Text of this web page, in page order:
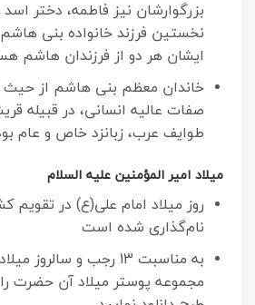
بزرگوارشان نیز فاطمه، دختر
نخستین فرزند خانواده بنی
ایشان هر دو از فرزندان هاشم
خاندان معظم بنی هاشم از حیث
صفات عالیه انسانی، در قبیله
طوایف عرب، زبانزد خاص و عام
میلاد امیر المؤمنین علیه السلام
روز میلاد امام علی(ع) در تقویم
نام‌گذاری شده است
به مناسبت 13 رجب و
مجموعه پوستر میلاد آن حضرت